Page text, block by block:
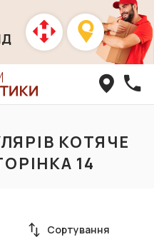
КОТЯЧЕ
14
Сортування